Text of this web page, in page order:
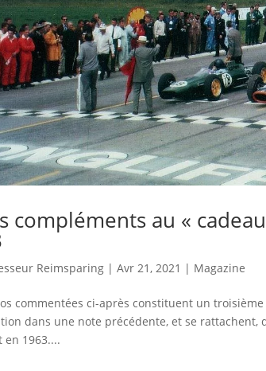
compléments au «
Reimsparing |Avr 21, 2021 | Magazine
commentées ci-après constituent un
dans une note précédente, et se
en 1963....